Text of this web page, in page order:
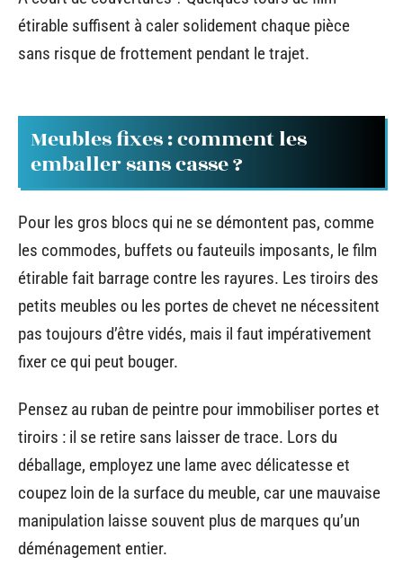
étirable suffisent à caler solidement chaque pièce
sans risque de frottement pendant le trajet.
Meubles fixes : comment les
emballer sans casse ?
Pour les gros blocs qui ne se démontent pas, comme
les commodes, buffets ou fauteuils imposants, le film
étirable fait barrage contre les rayures. Les tiroirs des
petits meubles ou les portes de chevet ne nécessitent
pas toujours d’être vidés, mais il faut impérativement
fixer ce qui peut bouger.
Pensez au ruban de peintre pour immobiliser portes et
tiroirs : il se retire sans laisser de trace. Lors du
déballage, employez une lame avec délicatesse et
coupez loin de la surface du meuble, car une mauvaise
manipulation laisse souvent plus de marques qu’un
déménagement entier.